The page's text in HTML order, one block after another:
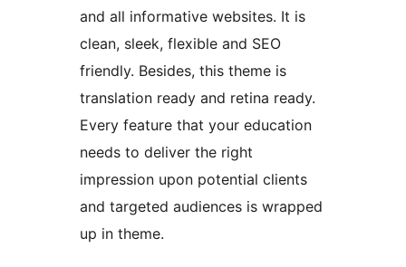
and all informative websites. It is
clean, sleek, flexible and SEO
friendly. Besides, this theme is
translation ready and retina ready.
Every feature that your education
needs to deliver the right
impression upon potential clients
and targeted audiences is wrapped
up in theme.